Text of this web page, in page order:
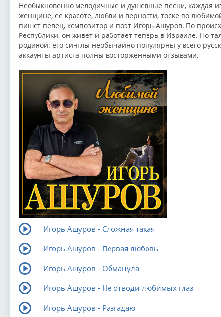
Необыкновенно мелодичные и душевные песни, каждая
женщине, ее красоте, любви и верности, тоске по
пишет певец, композитор и поэт Игорь Ашуров. По
Республики, он живет и работает теперь в Израиле. Но
родиной: его синглы необычайно популярны у всего
аккаунты артиста полны восторженными отзывами.
Игорь Ашуров - Сложная такая
Игорь Ашуров - Первая любовь
Игорь Ашуров - Обманула
Игорь Ашуров - Не отводи любимых глаз
Игорь Ашуров - Разгадаю